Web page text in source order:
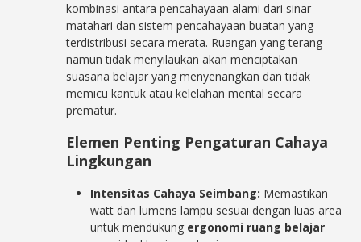
kombinasi antara pencahayaan alami dari sinar
matahari dan sistem pencahayaan buatan yang
terdistribusi secara merata. Ruangan yang terang
namun tidak menyilaukan akan menciptakan
suasana belajar yang menyenangkan dan tidak
memicu kantuk atau kelelahan mental secara
prematur.
Elemen Penting Pengaturan Cahaya
Lingkungan
Intensitas Cahaya Seimbang: Memastikan
watt dan lumens lampu sesuai dengan luas area
untuk mendukung ergonomi ruang belajar